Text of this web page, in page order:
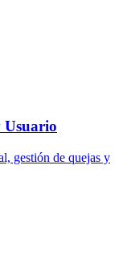
Usuario
gestión de quejas y